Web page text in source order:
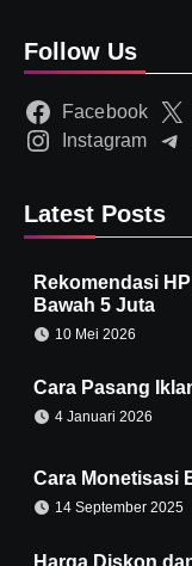
Follow Us
Facebook
Instagram
Latest Posts
Rekomendasi
Bawah 5 Juta
10 Mei 2026
Cara Pasang
4 Januari 2026
Cara Monetisasi
14 September 2025
Harga Diskon